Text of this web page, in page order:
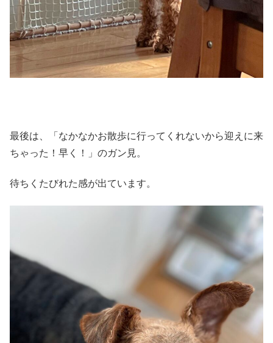
最後は、「なかなかお散歩に行ってくれないから迎えに来
ちゃった！早く！」のガン見。
待ちくたびれた感が出ています。